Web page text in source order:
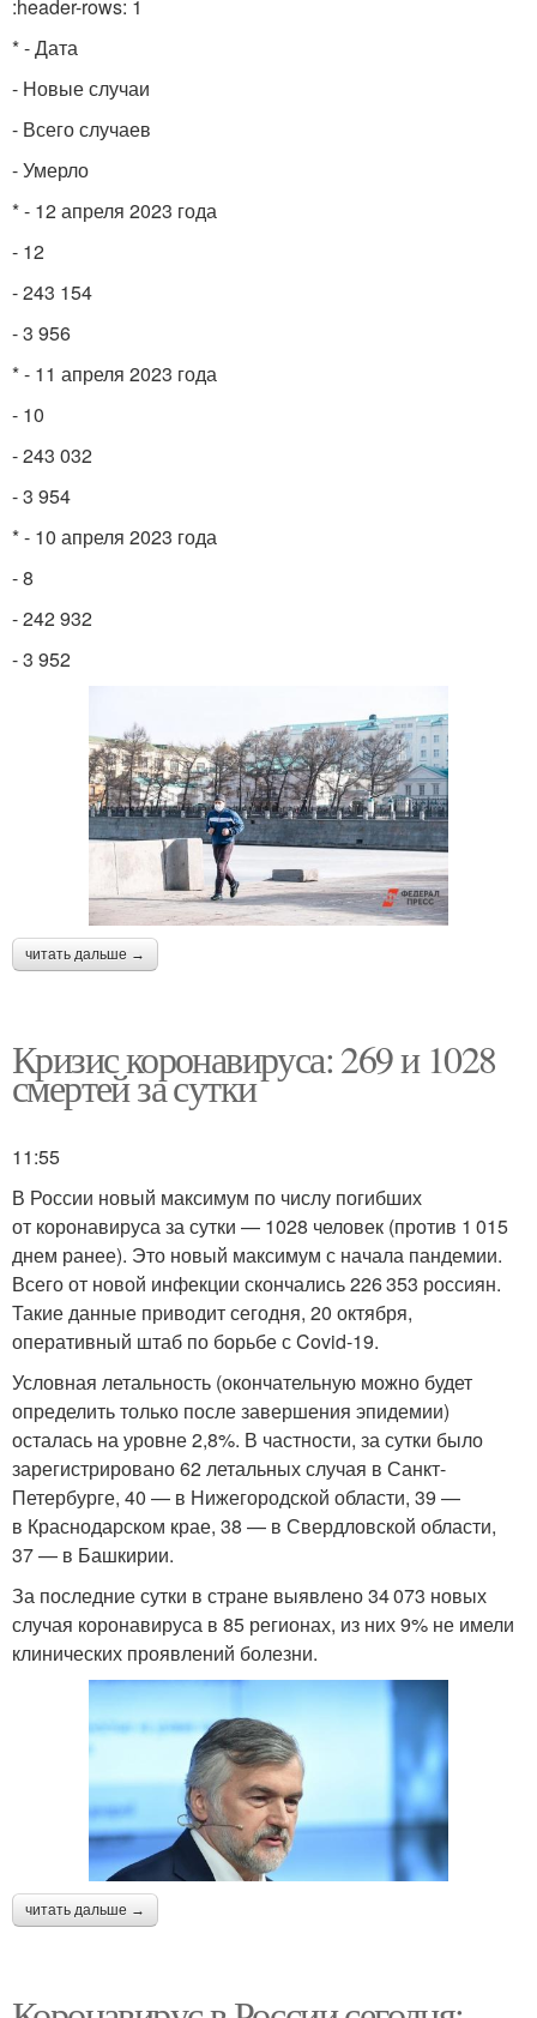
:header-rows: 1
* - Дата
- Новые случаи
- Всего случаев
- Умерло
* - 12 апреля 2023 года
- 12
- 243 154
- 3 956
* - 11 апреля 2023 года
- 10
- 243 032
- 3 954
* - 10 апреля 2023 года
- 8
- 242 932
- 3 952
читать дальше →
Кризис коронавируса: 269 и 1028
смертей за сутки
11:55
В России новый максимум по числу погибших
от коронавируса за сутки — 1028 человек (против 1 015
днем ранее). Это новый максимум с начала пандемии.
Всего от новой инфекции скончались 226 353 россиян.
Такие данные приводит сегодня, 20 октября,
оперативный штаб по борьбе с Covid-19.
Условная летальность (окончательную можно будет
определить только после завершения эпидемии)
осталась на уровне 2,8%. В частности, за сутки было
зарегистрировано 62 летальных случая в Санкт-
Петербурге, 40 — в Нижегородской области, 39 —
в Краснодарском крае, 38 — в Свердловской области,
37 — в Башкирии.
За последние сутки в стране выявлено 34 073 новых
случая коронавируса в 85 регионах, из них 9% не имели
клинических проявлений болезни.
читать дальше →